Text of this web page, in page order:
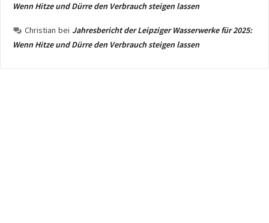
Wenn Hitze und Dürre den Verbrauch steigen lassen
Christian bei Jahresbericht der Leipziger Wasserwerke für 2025:
Wenn Hitze und Dürre den Verbrauch steigen lassen